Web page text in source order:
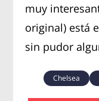
muy
original) está
sin pudor
Chelsea